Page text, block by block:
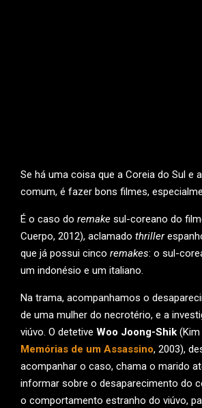
Se há uma coisa que a Coreia do Sul e
comum, é fazer bons filmes,
É o caso do remake sul-coreano do
Cuerpo, 2012), aclamado thriller
que já possui cinco remakes: o sul-
um indonésio e um italiano.
Na trama, acompanhamos o
de uma mulher do necrotério, e a
viúvo. O detetive Woo Joong-Shik (Kim
Memórias de um Assassino, 2003),
acompanhar o caso, chama o marido
informar sobre o desaparecimento do
o comportamento estranho do viúvo,